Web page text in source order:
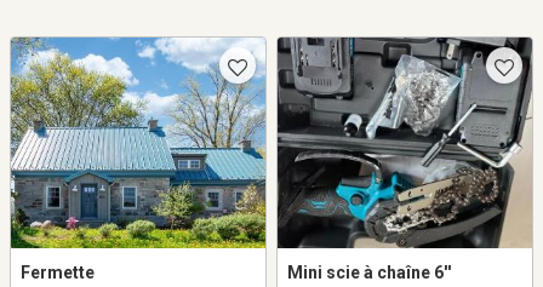
Fermette Mini scie à chaîne 6''